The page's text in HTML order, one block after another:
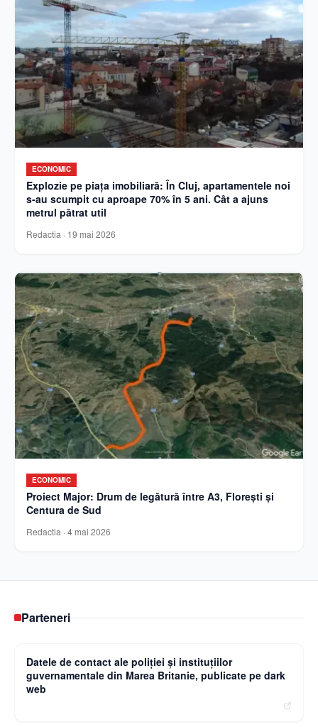
ECONOMIC
Explozie pe piața imobiliară: În Cluj, apartamentele noi
s-au scumpit cu aproape 70% în 5 ani. Cât a ajuns
metrul pătrat util
Redactia · 19 mai 2026
ECONOMIC
Proiect Major: Drum de legătură între A3, Florești și
Centura de Sud
Redactia · 4 mai 2026
Parteneri